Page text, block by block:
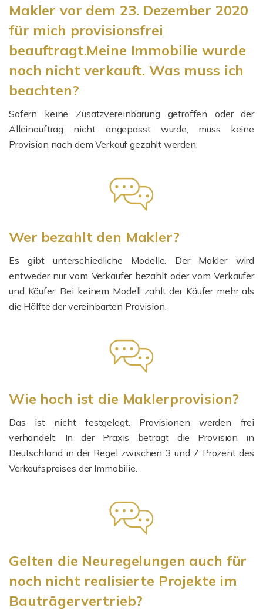
Makler vor dem 23. Dezember 2020
für mich provisionsfrei
beauftragt.Meine Immobilie wurde
noch nicht verkauft. Was muss ich
beachten?
Sofern keine Zusatzvereinbarung getroffen oder der
Alleinauftrag nicht angepasst wurde, muss keine
Provision nach dem Verkauf gezahlt werden.
Wer bezahlt den Makler?
Es gibt unterschiedliche Modelle. Der Makler wird
entweder nur vom Verkäufer bezahlt oder vom Verkäufer
und Käufer. Bei keinem Modell zahlt der Käufer mehr als
die Hälfte der vereinbarten Provision.
Wie hoch ist die Maklerprovision?
Das ist nicht festgelegt. Provisionen werden frei
verhandelt. In der Praxis beträgt die Provision in
Deutschland in der Regel zwischen 3 und 7 Prozent des
Verkaufspreises der Immobilie.
Gelten die Neuregelungen auch für
noch nicht realisierte Projekte im
Bauträgervertrieb?